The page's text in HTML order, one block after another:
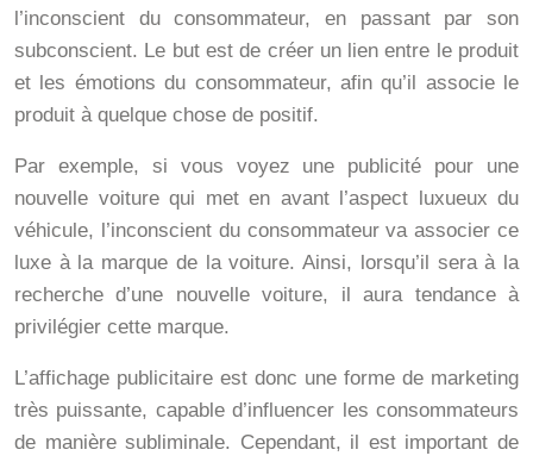
l’inconscient du consommateur, en passant par son
subconscient. Le but est de créer un lien entre le produit
et les émotions du consommateur, afin qu’il associe le
produit à quelque chose de positif.
Par exemple, si vous voyez une publicité pour une
nouvelle voiture qui met en avant l’aspect luxueux du
véhicule, l’inconscient du consommateur va associer ce
luxe à la marque de la voiture. Ainsi, lorsqu’il sera à la
recherche d’une nouvelle voiture, il aura tendance à
privilégier cette marque.
L’affichage publicitaire est donc une forme de marketing
très puissante, capable d’influencer les consommateurs
de manière subliminale. Cependant, il est important de